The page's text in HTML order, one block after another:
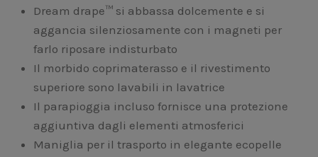
Dream drape™ si abbassa dolcemente e si
aggancia silenziosamente con i magneti per
farlo riposare indisturbato
Il morbido coprimaterasso e il rivestimento
superiore sono lavabili in lavatrice
Il parapioggia incluso fornisce una protezione
aggiuntiva dagli elementi atmosferici
Maniglia per il trasporto in elegante ecopelle